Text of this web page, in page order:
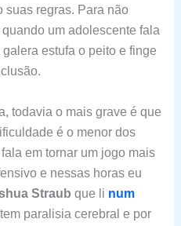
suas regras. Para não
um adolescente fala
estufa o peito e finge
todavia o mais grave é que
é o menor dos
em tornar um jogo mais
e nessas horas eu
Straub que li num
paralisia cerebral e por